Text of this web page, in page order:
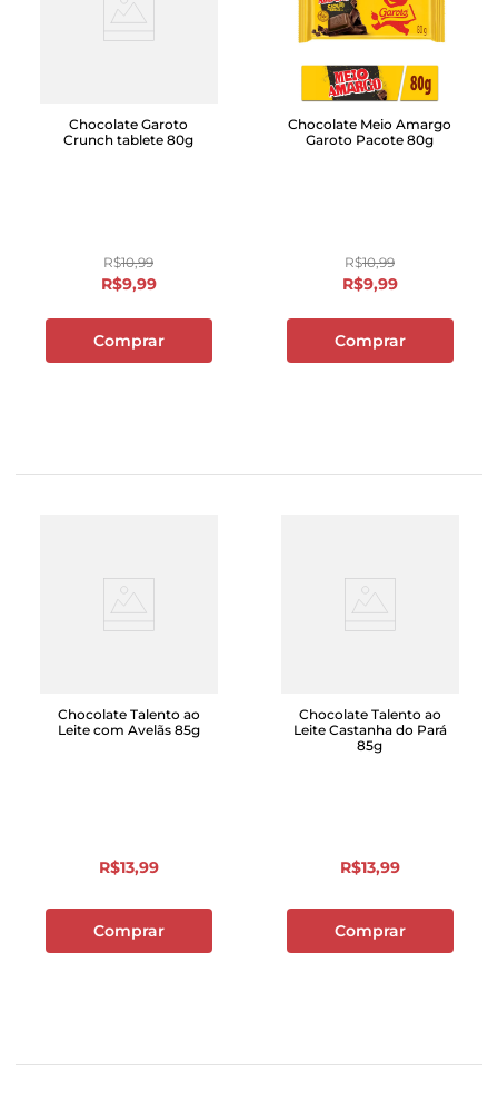
Chocolate Garoto
Crunch tablete 80g
R$10,99
R$9,99
Comprar
Chocolate Meio Amargo
Garoto Pacote 80g
R$10,99
R$9,99
Comprar
Chocolate Talento ao
Leite com Avelãs 85g
R$13,99
Comprar
Chocolate Talento ao
Leite Castanha do Pará
85g
R$13,99
Comprar